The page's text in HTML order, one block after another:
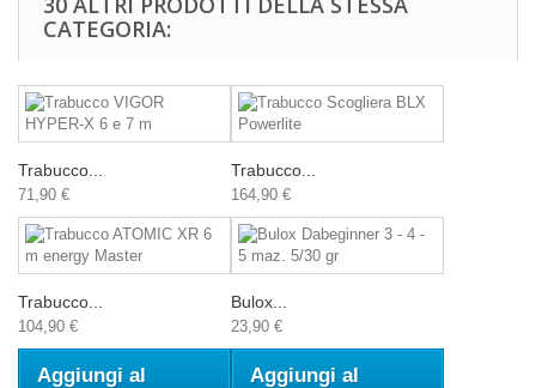
CATEGORIA:
Trabucco...
71,90 €
Trabucco...
164,90 €
Trabucco...
104,90 €
Aggiungi al
Bulox...
23,90 €
Aggiungi al